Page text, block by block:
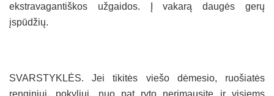
ekstravagantiškos užgaidos. Į vakarą daugės gerų
įspūdžių.
SVARSTYKLĖS. Jei tikitės viešo dėmesio, ruošiatės
renginiui, pokyliui, nuo pat ryto nerimausite ir visiems